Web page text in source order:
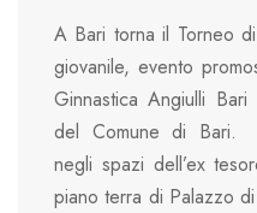
A Bari torna il Torneo
giovanile, evento
Ginnastica Angiulli
del Comune di Bari.
negli spazi dell’ex
piano terra di Palazzo